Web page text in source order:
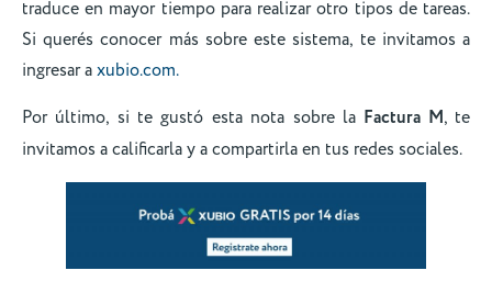
traduce en mayor tiempo para realizar otro tipos de tareas.
Si querés conocer más sobre este sistema, te invitamos a
ingresar axubio.com.
Por último, si te gustó esta nota sobre la Factura M, te
invitamos a calificarla y a compartirla en tus redes sociales.